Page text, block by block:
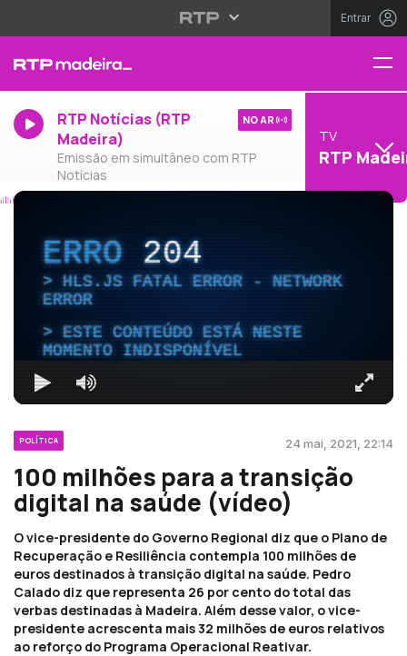
Entrar
RTP Notícias (RTP
Madeira)
Emissão em simultâneo com RTP
Notícias
NO AR
TV
RTP
ERRO204
HLS.JS FATAL ERROR - NETWORK
ERROR
ESTE CONTEÚDO ESTÁ NESTE
MOMENTO INDISPONÍVEL
POLÍTICA 24 mai, 2021, 22:14
100 milhões para a transição
digital na saúde (vídeo)
O vice-presidente do Governo Regional diz que o Plano de
Recuperação e Resiliência contempla 100 milhões de
euros destinados à transição digital na saúde. Pedro
Calado diz que representa 26 por cento do total das
verbas destinadas à Madeira. Além desse valor, o vice-
presidente acrescenta mais 32 milhões de euros relativos
ao reforço do Programa Operacional Reativar.